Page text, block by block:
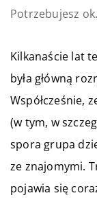
Potrzebujesz
Kilkanaście lat
była główną
Współcześnie,
(w tym, w
spora grupa
ze znajomymi.
pojawia się